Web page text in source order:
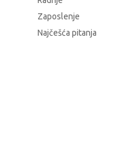
Zaposlenje
Najčešća pitanja